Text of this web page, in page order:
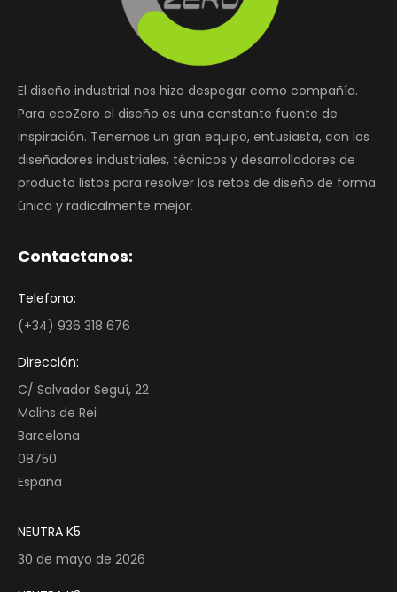
El diseño industrial nos hizo despegar como compañía.
Para ecoZero el diseño es una constante fuente de
inspiración. Tenemos un gran equipo, entusiasta, con los
diseñadores industriales, técnicos y desarrolladores de
producto listos para resolver los retos de diseño de forma
única y radicalmente mejor.
Contactanos:
Telefono:
(+34) 936 318 676
Dirección:
C/ Salvador Seguí, 22
Molins de Rei
Barcelona
08750
España
NEUTRA K5
30 de mayo de 2026